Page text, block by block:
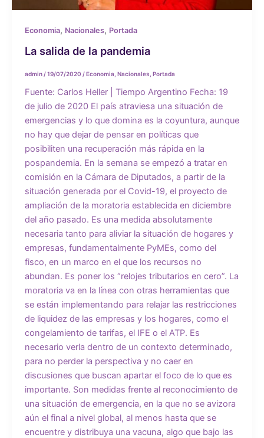
Economia, Nacionales, Portada
La salida de la pandemia
admin /19/07/2020 /Economia Nacionales Portada
Fuente: Carlos Heller | Tiempo Argentino Fecha: 19
de julio de 2020 El país atraviesa una situación de
emergencias y lo que domina es la coyuntura, aunque
no hay que dejar de pensar en políticas que
posibiliten una recuperación más rápida en la
pospandemia. En la semana se empezó a tratar en
comisión en la Cámara de Diputados, a partir de la
situación generada por el Covid-19, el proyecto de
ampliación de la moratoria establecida en diciembre
del año pasado. Es una medida absolutamente
necesaria tanto para aliviar la situación de hogares y
empresas, fundamentalmente PyMEs, como del
fisco, en un marco en el que los recursos no
abundan. Es poner los “relojes tributarios en cero”. La
moratoria va en la línea con otras herramientas que
se están implementando para relajar las restricciones
de liquidez de las empresas y los hogares, como el
congelamiento de tarifas, el IFE o el ATP. Es
necesario verla dentro de un contexto determinado,
para no perder la perspectiva y no caer en
discusiones que buscan apartar el foco de lo que es
importante. Son medidas frente al reconocimiento de
una situación de emergencia, en la que no se avizora
aún el final a nivel global, al menos hasta que se
encuentre y distribuya una vacuna, algo que bajo las